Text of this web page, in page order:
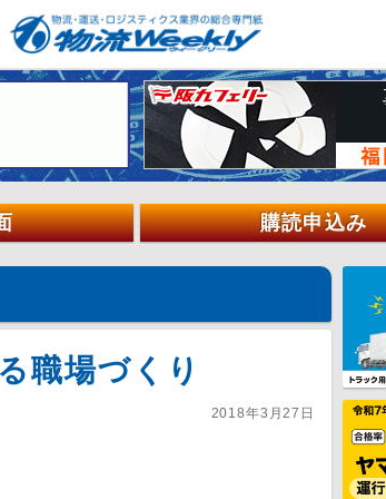
購読申込み
職場づくり
2018年3月27日